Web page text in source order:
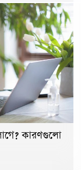
কারণগুলো